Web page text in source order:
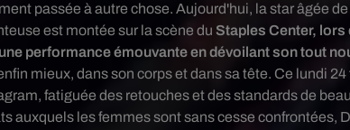
passée à autre chose. Aujourd'hui, la star âgée
est montée sur la scène du Staples Center, lors
une performance émouvante en dévoilant son tout
mieux, dans son corps et dans sa tête. Ce lundi
fatiguée des retouches et des standards de
auxquels les femmes sont sans cesse confrontées,